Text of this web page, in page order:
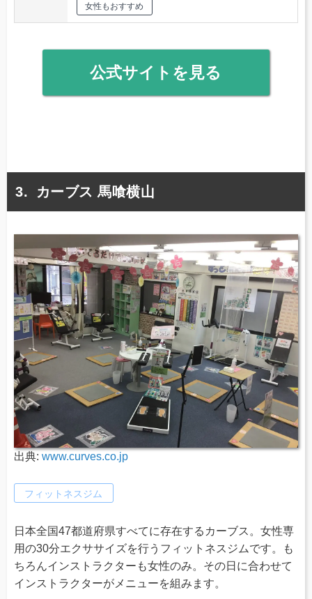
女性もおすすめ
公式サイトを見る
カーブス 馬喰横山
出典: www.curves.co.jp
フィットネスジム
日本全国47都道府県すべてに存在するカーブス。女性専
用の30分エクササイズを行うフィットネスジムです。も
ちろんインストラクターも女性のみ。その日に合わせて
インストラクターがメニューを組みます。